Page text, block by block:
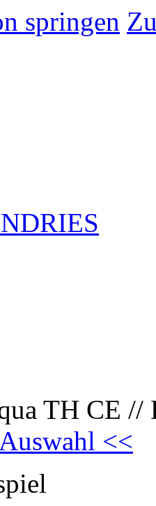
springen
TH CE //
<<